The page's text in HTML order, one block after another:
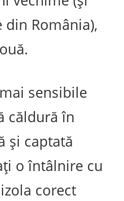
România),
sensibile
căldură în
și captată
o întâlnire cu
corect